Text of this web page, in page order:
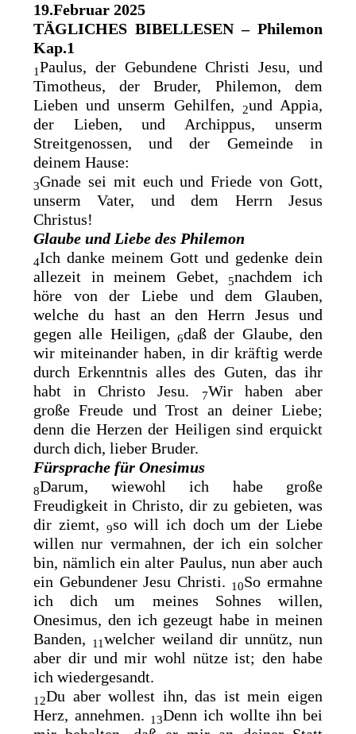
19.Februar 2025
TÄGLICHES BIBELLESEN – Philemon
Kap.1
1Paulus, der Gebundene Christi Jesu, und
Timotheus, der Bruder, Philemon, dem
Lieben und unserm Gehilfen,
2und Appia,
der Lieben, undArchippus, unserm
Streitgenossen, und der Gemeinde in
deinem Hause:
3Gnade sei mit euch und Friede von Gott,
unserm Vater, und dem Herrn Jesus
Christus!
Glaube und Liebe des Philemon
4Ich danke meinem Gott und gedenke dein
allezeit in meinem Gebet,
5nachdem ich
höre von der Liebe und dem Glauben,
welche du hast an den Herrn Jesus und
gegen alle Heiligen,
6daß der Glaube, den
wir miteinander haben, in dir kräftig werde
durch Erkenntnis alles des Guten, das ihr
habt in Christo Jesu.
7Wir haben aber
großeFreude und Trost an deiner Liebe;
denn die Herzen der Heiligen sind erquickt
durch dich, lieber Bruder.
Fürsprache für Onesimus
8Darum, wiewohl ich habe große
Freudigkeit in Christo, dir zu gebieten, was
dir ziemt,
9so will ich doch um der Liebe
willen nur vermahnen, der ich ein solcher
bin, nämlich ein alter Paulus, nun aber auch
ein Gebundener Jesu Christi. 10So ermahne
ich dich um meines Sohnes willen,
Onesimus, den ich gezeugt habe in meinen
Banden,
11 welcher weiland dir unnütz, nun
aber dir und mir wohl nütze ist; den habe
ich wiedergesandt.
12Du aber wollest ihn, das ist mein eigen
Herz, annehmen. 13Denn ich wollte ihn bei